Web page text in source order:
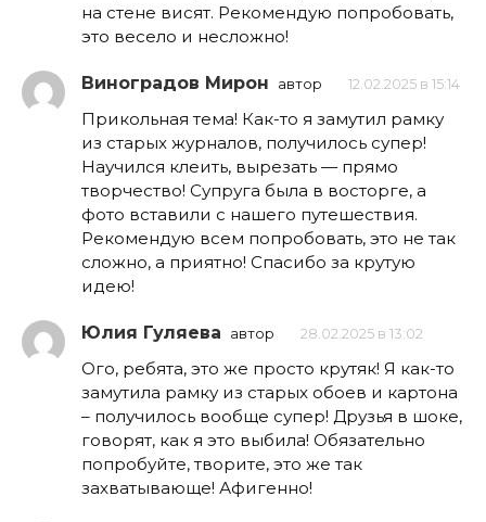
на стене висят. Рекомендую попробовать,
это весело и несложно!
Виноградов Мирон автор 12.02.2025 в 15:14
Прикольная тема! Как-то я замутил рамку
из старых журналов, получилось супер!
Научился клеить, вырезать — прямо
творчество! Супруга была в восторге, а
фото вставили с нашего путешествия.
Рекомендую всем попробовать, это не так
сложно, а приятно! Спасибо за крутую
идею!
Юлия Гуляева автор 28.02.2025 в 13:02
Ого, ребята, это же просто крутяк! Я как-то
замутила рамку из старых обоев и картона
– получилось вообще супер! Друзья в шоке,
говорят, как я это выбила! Обязательно
попробуйте, творите, это же так
захватывающе! Афигенно!